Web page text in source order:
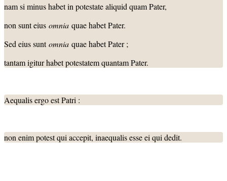
nam si minus habet in potestate aliquid quam Pater,
non sunt eius omnia quae habet Pater.
Sed eius suntomnia quae habet Pater ;
tantam igitur habet potestatem quantam Pater.
Aequalis ergo est Patri :
non enim potest qui accepit, inaequalis esse ei qui dedit.